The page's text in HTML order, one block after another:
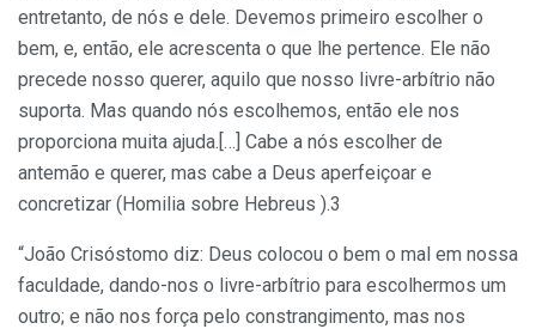
entretanto, de nós e dele. Deve­mos primeiro escolher o
bem, e, então, ele acrescenta o que lhe pertence. Ele não
precede nosso querer, aquilo que nosso livre-arbítrio não
suporta. Mas quando nós escolhemos, então ele nos
proporciona muita ajuda.[…] Cabe a nós escolher de
antemão e querer, mas cabe a Deus aperfeiçoar e
concretizar (Homilia sobre Hebreus ).3
“João Crisóstomo diz: Deus colocou o bem o mal em nossa
faculdade, dando-nos o livre-arbítrio para escolhermos um
outro; e não nos força pelo constrangimento, mas nos